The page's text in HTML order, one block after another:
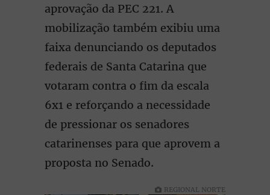
aprovação da PEC 221. A
mobilização também exibiu uma
faixa denunciando os deputados
federais de Santa Catarina que
votaram contra o fim da escala
6x1 e reforçando a necessidade
de pressionar os senadores
catarinenses para que aprovem a
proposta no Senado.
REGIONAL NORTE